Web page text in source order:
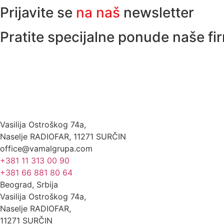
Prijavite se na naš newsletter
Pratite specijalne ponude naše
Vasilija Ostroškog 74a,
Naselje RADIOFAR, 11271 SURČIN
office@vamalgrupa.com
+381 11 313 00 90
+381 66 881 80 64
Beograd, Srbija
Vasilija Ostroškog 74a,
Naselje RADIOFAR,
11271 SURČIN